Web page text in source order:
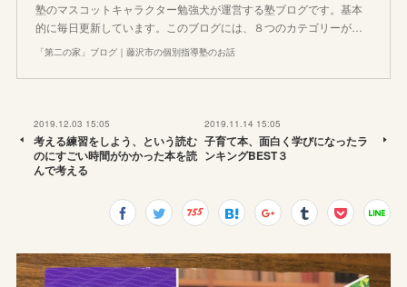
塾のマスコットキャラクター勉強犬が運営する塾ブログです。基本
的に毎日更新しています。このブログには、８つのカテゴリーが…
「第二の家」ブログ｜藤沢市の個別指導塾のお話
2019.12.03 15:05
考える練習をしよう、という読む
のにすごい時間がかかった本を読
んで考える
2019.11.14 15:05
子育て本、面白く学びになったラ
ンキングBEST３